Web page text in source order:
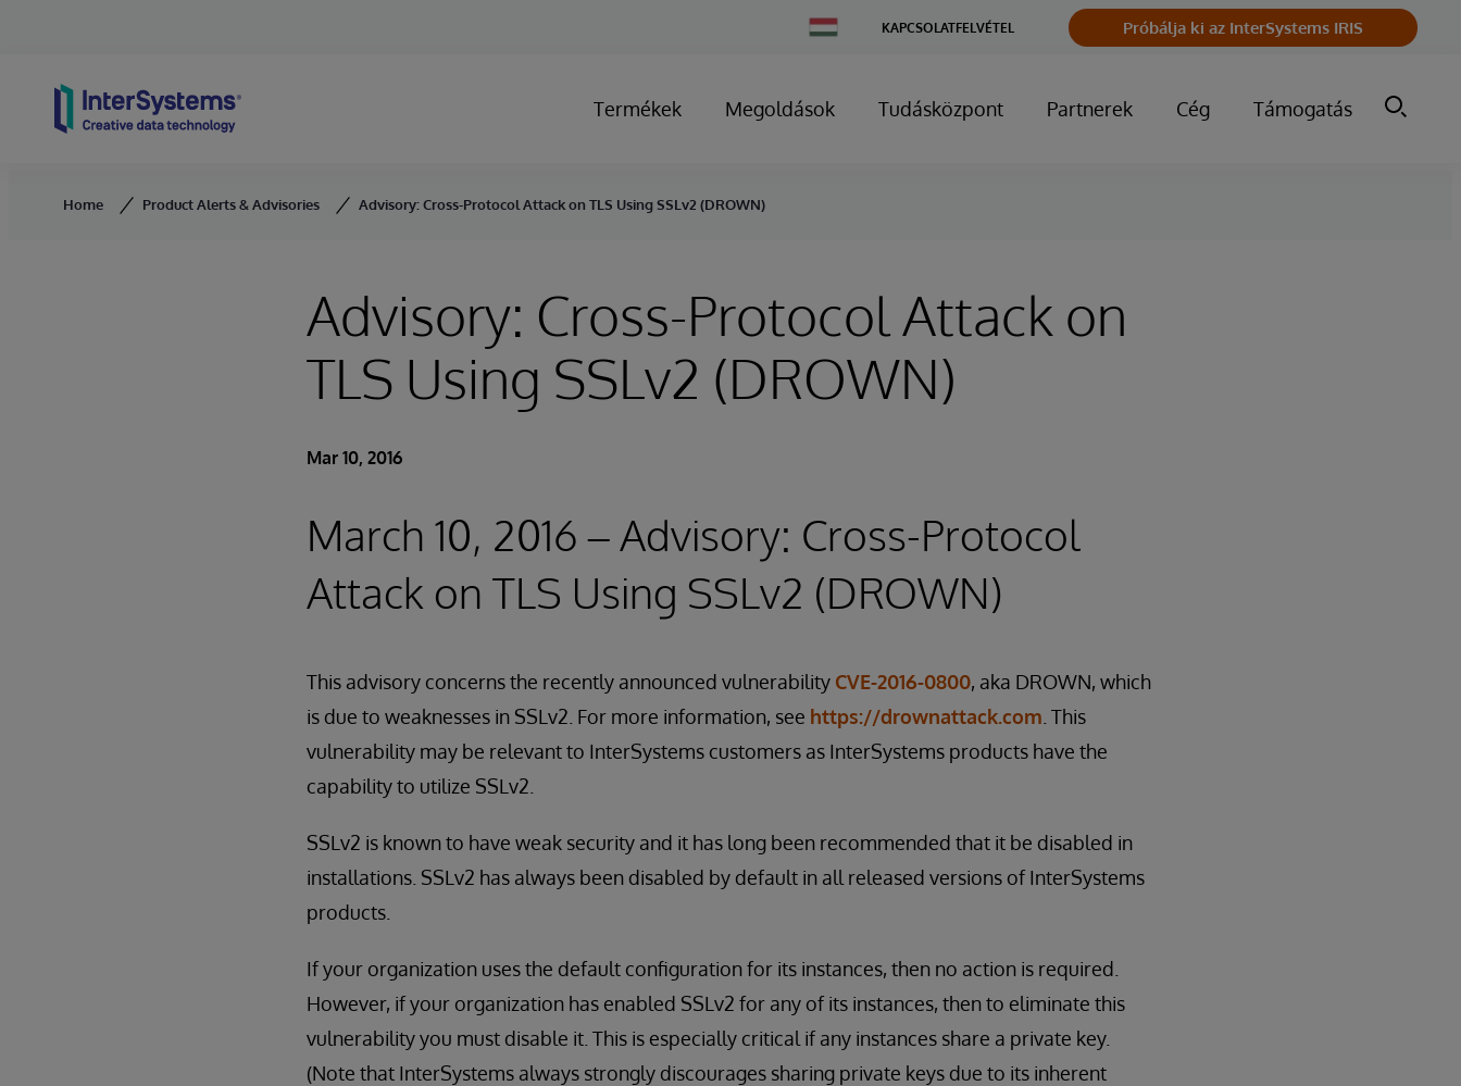
Change
Country
KAPCSOLATFELVÉTEL Próbálja ki az InterSystems IRIS
Termékek Megoldások Tudásközpont Partnerek Cég Támogatás
Home Product Alerts & Advisories Advisory: Cross-Protocol Attack on TLS Using SSLv2 (DROWN)
Advisory: Cross-Protocol Attack on
TLS Using SSLv2 (DROWN)
Mar 10, 2016
March 10, 2016 – Advisory: Cross-Protocol
Attack on TLS Using SSLv2 (DROWN)
This advisory concerns the recently announced vulnerability CVE-2016-0800, aka DROWN, which
is due to weaknesses in SSLv2. For more information, see https://drownattack.com . This
vulnerability may be relevant to InterSystems customers as InterSystems products have the
capability to utilize SSLv2.
SSLv2 is known to have weak security and it has long been recommended that it be disabled in
installations. SSLv2 has always been disabled by default in all released versions of InterSystems
products.
If your organization uses the default configuration for its instances, then no action is required.
However, if your organization has enabled SSLv2 for any of its instances, then to eliminate this
vulnerability you must disable it. This is especially critical if any instances share a private key.
(Note that InterSystems always strongly discourages sharing private keys due to its inherent